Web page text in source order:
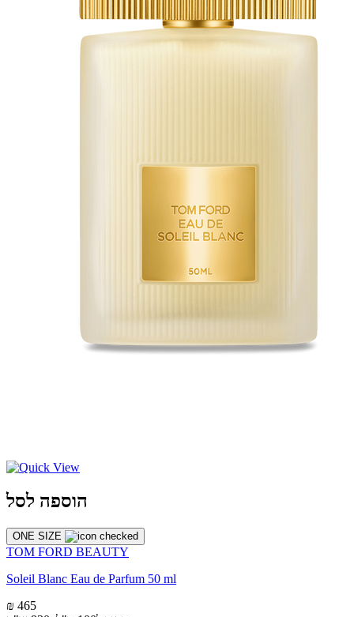
הוספה לסל
ONE SIZE
TOM FORD BEAUTY
Soleil Blanc Eau de Parfum 50 ml
₪ 465